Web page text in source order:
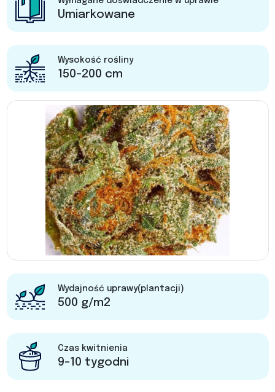
Umiarkowane
Wysokość rośliny
150-200 cm
Wydajność uprawy(plantacji)
500 g/m2
Czas kwitnienia
9-10 tygodni